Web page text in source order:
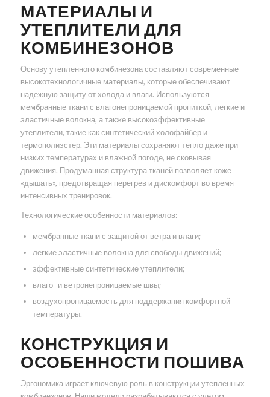
МАТЕРИАЛЫ И
УТЕПЛИТЕЛИ ДЛЯ
КОМБИНЕЗОНОВ
Основу утепленного комбинезона составляют современные
высокотехнологичные материалы, которые обеспечивают
надежную защиту от холода и влаги. Используются
мембранные ткани с влагонепроницаемой пропиткой, легкие и
эластичные волокна, а также высокоэффективные
утеплители, такие как синтетический холофайбер и
термополиэстер. Эти материалы сохраняют тепло даже при
низких температурах и влажной погоде, не сковывая
движения. Продуманная структура тканей позволяет коже
«дышать», предотвращая перегрев и дискомфорт во время
интенсивных тренировок.
Технологические особенности материалов:
мембранные ткани с защитой от ветра и влаги;
легкие эластичные волокна для свободы движений;
эффективные синтетические утеплители;
влаго- и ветронепроницаемые швы;
воздухопроницаемость для поддержания комфортной
температуры.
КОНСТРУКЦИЯ И
ОСОБЕННОСТИ ПОШИВА
Эргономика играет ключевую роль в конструкции утепленных